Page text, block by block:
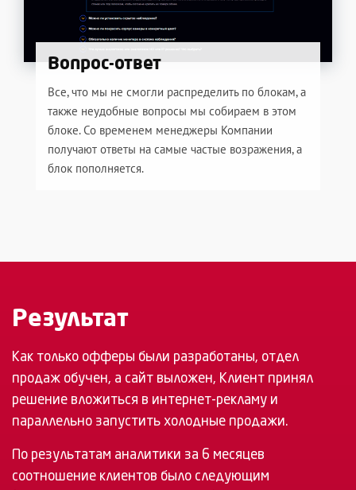
Вопрос-ответ
Все, что мы не смогли распределить по блокам, а
также неудобные вопросы мы собираем в этом
блоке. Со временем менеджеры Компании
получают ответы на самые частые возражения, а
блок пополняется.
Результат
Как только офферы были разработаны, отдел
продаж обучен, а сайт выложен, Клиент принял
решение вложиться в интернет-рекламу и
параллельно запустить холодные продажи.
По результатам аналитики за 6 месяцев
соотношение клиентов было следующим